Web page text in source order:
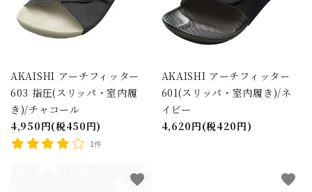
AKAISHI アーチフィッター
603 指圧(スリッパ・室内履
き)/チャコール
4,950円(税450円)
1件
AKAISHI アーチフィッター
601(スリッパ・室内履き)/ネ
イビー
4,620円(税420円)
favorite favorite